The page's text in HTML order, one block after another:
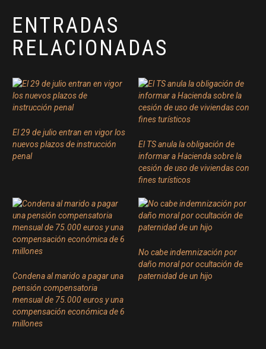
ENTRADAS
RELACIONADAS
El 29 de julio entran en vigor los
nuevos plazos de instrucción
penal
El TS anula la obligación de
informar a Hacienda sobre la
cesión de uso de viviendas con
fines turísticos
Condena al marido a pagar una
pensión compensatoria
mensual de 75.000 euros y una
compensación económica de 6
millones
No cabe indemnización por
daño moral por ocultación de
paternidad de un hijo